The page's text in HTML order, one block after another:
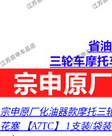
宗申原厂化油器款摩托三
花塞 【A7TC】 1支装/袋